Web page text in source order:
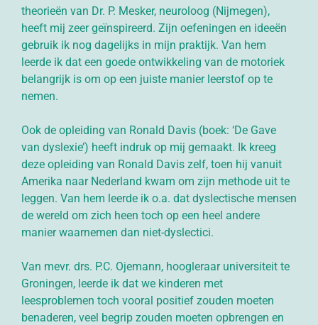
theorieën van Dr. P. Mesker, neuroloog (Nijmegen),
heeft mij zeer geïnspireerd. Zijn oefeningen en ideeën
gebruik ik nog dagelijks in mijn praktijk. Van hem
leerde ik dat een goede ontwikkeling van de motoriek
belangrijk is om op een juiste manier leerstof op te
nemen.
Ook de opleiding van Ronald Davis (boek: ‘De Gave
van dyslexie’) heeft indruk op mij gemaakt. Ik kreeg
deze opleiding van Ronald Davis zelf, toen hij vanuit
Amerika naar Nederland kwam om zijn methode uit te
leggen. Van hem leerde ik o.a. dat dyslectische mensen
de wereld om zich heen toch op een heel andere
manier waarnemen dan niet-dyslectici.
Van mevr. drs. P.C. Ojemann, hoogleraar universiteit te
Groningen, leerde ik dat we kinderen met
leesproblemen toch vooral positief zouden moeten
benaderen, veel begrip zouden moeten opbrengen en